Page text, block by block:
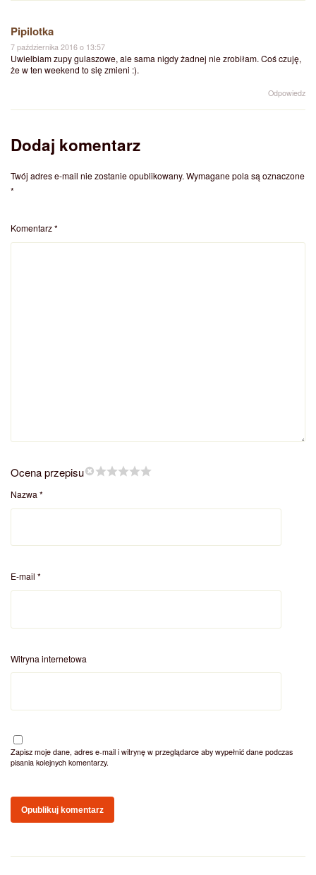
Pipilotka
7 października 2016 o 13:57
Uwielbiam zupy gulaszowe, ale sama nigdy żadnej nie zrobiłam. Coś czuję,
że w ten weekend to się zmieni :).
Odpowiedz
Dodaj komentarz
Twój adres e-mail nie zostanie opublikowany. Wymagane pola są oznaczone
*
Komentarz*
Ocena przepisu
Nazwa *
E-mail *
Witryna internetowa
Zapisz moje dane, adres e-mail i witrynę w przeglądarce aby wypełnić dane podczas
pisania kolejnych komentarzy.